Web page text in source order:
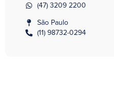
(47) 3209 2200
São Paulo
(11) 98732-0294